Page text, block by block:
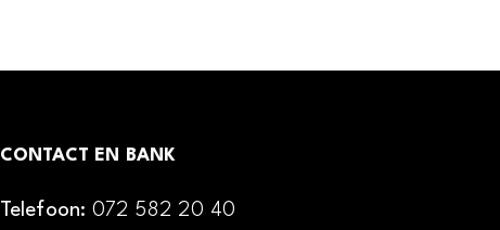
CONTACT EN BANK
Telefoon: 072 582 20 40